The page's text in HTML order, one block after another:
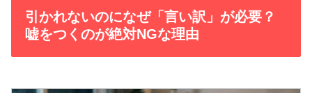
引かれないのになぜ「言い訳」が必要？
嘘をつくのが絶対NGな理由